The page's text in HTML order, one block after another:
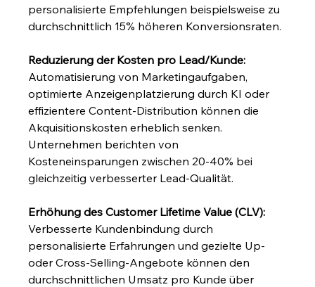
personalisierte Empfehlungen beispielsweise zu
durchschnittlich 15% höheren Konversionsraten.
Reduzierung der Kosten pro Lead/Kunde:
Automatisierung von Marketingaufgaben,
optimierte Anzeigenplatzierung durch KI oder
effizientere Content-Distribution können die
Akquisitionskosten erheblich senken.
Unternehmen berichten von
Kosteneinsparungen zwischen 20-40% bei
gleichzeitig verbesserter Lead-Qualität.
Erhöhung des Customer Lifetime Value (CLV):
Verbesserte Kundenbindung durch
personalisierte Erfahrungen und gezielte Up-
oder Cross-Selling-Angebote können den
durchschnittlichen Umsatz pro Kunde über